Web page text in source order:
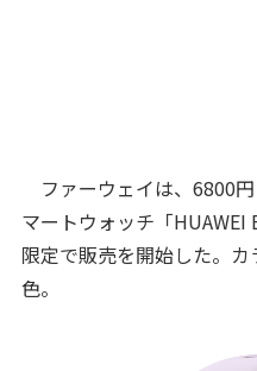
ファーウェイは、6800
マートウォッチ「HUAWEI
限定で販売を開始した。
色。